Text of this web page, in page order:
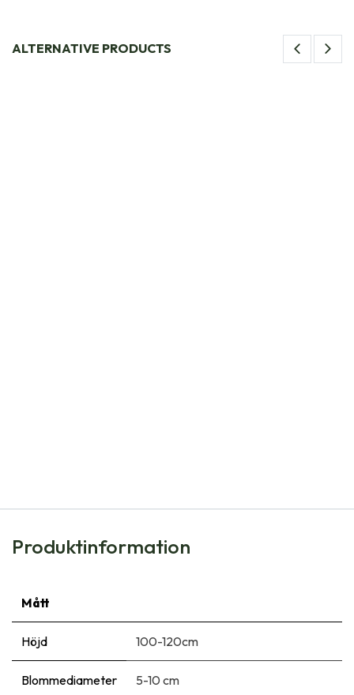
ALTERNATIVE PRODUCTS
Produktinformation
Mått
Höjd 100-120cm
Blommediameter 5-10 cm